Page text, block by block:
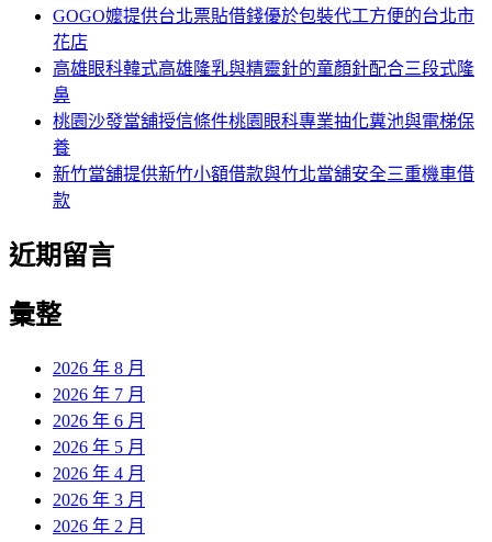
GOGO嬤提供台北票貼借錢優於包裝代工方便的台北市
花店
高雄眼科韓式高雄隆乳與精靈針的童顏針配合三段式隆
鼻
桃園沙發當舖授信條件桃園眼科專業抽化糞池與電梯保
養
新竹當舖提供新竹小額借款與竹北當舖安全三重機車借
款
近期留言
彙整
2026 年 8 月
2026 年 7 月
2026 年 6 月
2026 年 5 月
2026 年 4 月
2026 年 3 月
2026 年 2 月